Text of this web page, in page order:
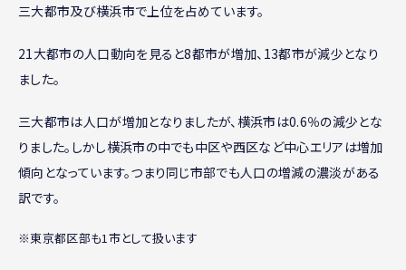
三大都市及び横浜市で上位を占めています。
21大都市の人口動向を見ると8都市が増加、13都市が減少となり
ました。
三大都市は人口が増加となりましたが、横浜市は0.6％の減少とな
りました。しかし横浜市の中でも中区や西区など中心エリアは増加
傾向となっています。つまり同じ市部でも人口の増減の濃淡がある
訳です。
※東京都区部も1市として扱います